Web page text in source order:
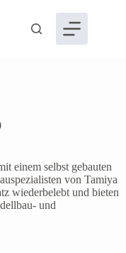
einem selbst gebauten
von Tamiya
wiederbelebt und bieten
und